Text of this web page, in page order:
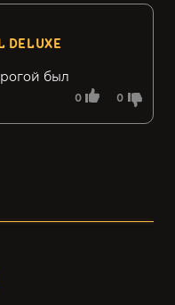
DELUXE
0 0
был